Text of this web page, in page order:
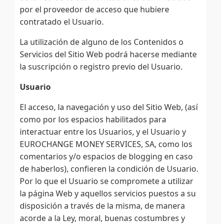
por el proveedor de acceso que hubiere
contratado el Usuario.
La utilización de alguno de los Contenidos o
Servicios del Sitio Web podrá hacerse mediante
la suscripción o registro previo del Usuario.
Usuario
El acceso, la navegación y uso del Sitio Web, (así
como por los espacios habilitados para
interactuar entre los Usuarios, y el Usuario y
EUROCHANGE MONEY SERVICES, SA, como los
comentarios y/o espacios de blogging en caso
de haberlos), confieren la condición de Usuario.
Por lo que el Usuario se compromete a utilizar
la página Web y aquellos servicios puestos a su
disposición a través de la misma, de manera
acorde a la Ley, moral, buenas costumbres y